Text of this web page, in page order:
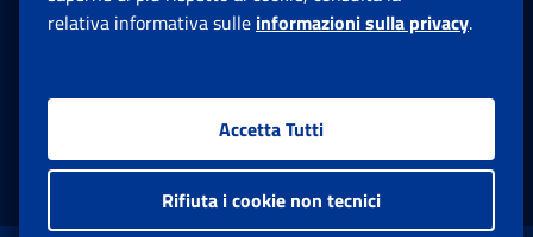
Sede Legale : Via Ciro il Grande, 21
00144 Roma
Facebook: Apre una nuova finestra
Twitter: Apre una nuova finestra
Whatsapp: Apre una nuova
Youtube: Apre una
Instagram:
relativa informativa sulle informazioni sulla privacy.
Accetta Tutti
Rifiuta i cookie non tecnici